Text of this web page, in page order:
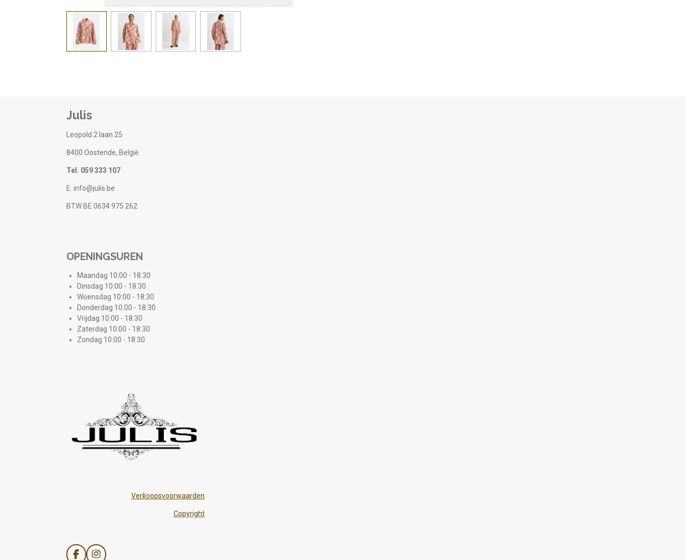
Julis
Leopold 2 laan 25
8400 Oostende, België
Tel. 059 333 107
E. info@julis.be
BTW BE 0634 975 262
OPENINGSUREN
Maandag 10:00 - 18:30
Dinsdag 10:00 - 18:30
Woensdag 10:00 - 18:30
Donderdag 10:00 - 18:30
Vrijdag 10:00 - 18:30
Zaterdag 10:00 - 18:30
Zondag 10:00 - 18:30
Verkoopsvoorwaarden
Copyright